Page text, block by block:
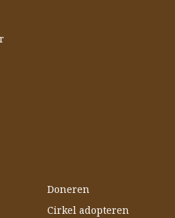
Doneren
Cirkel adopteren